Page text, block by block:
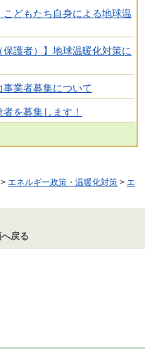
こどもたち自身による地球温
保護者）】地球温暖化対策に
事業者募集について
を募集します！
> エネルギー政策・温暖化対策 > エ
戻る